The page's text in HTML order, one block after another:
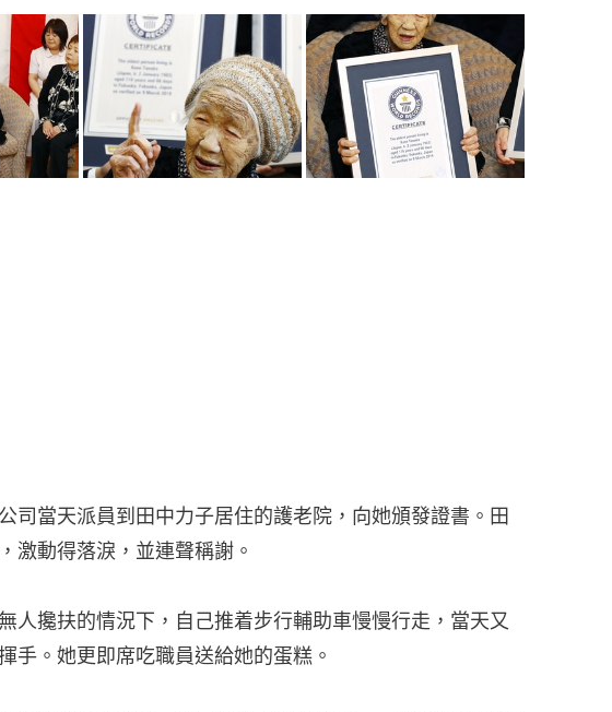
司當天派員到田中力子居住的護老院，向她頒發證書。田
激動得落淚，並連聲稱謝。
人攙扶的情況下，自己推着步行輔助車慢慢行走，當天又
手。她更即席吃職員送給她的蛋糕。